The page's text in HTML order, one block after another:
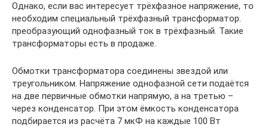
Однако, если вас интересует трёхфазное напряжение, то
необходим специальный трёхфазный трансформатор.
преобразующий однофазный ток в трёхфазный. Такие
трансформаторы есть в продаже.
Обмотки трансформатора соединены звездой или
треугольником. Напряжение однофазной сети подаётся
на две первичные обмотки напрямую, а на третью –
через конденсатор. При этом ёмкость конденсатора
подбирается из расчёта 7 мкФ на каждые 100 Вт